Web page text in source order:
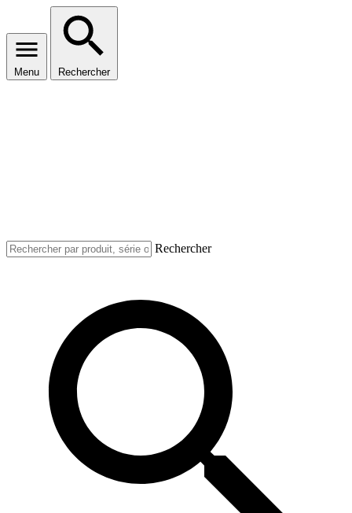
Menu Rechercher
Rechercher